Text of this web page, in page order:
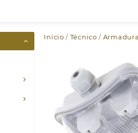
Início / Técnico /